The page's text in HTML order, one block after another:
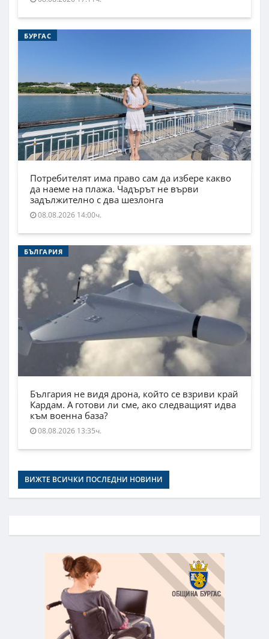
БУРГАС
Потребителят има право сам да избере какво
да наеме на плажа. Чадърът не върви
задължително с два шезлонга
08.08.2026 14:00ч.
БЪЛГАРИЯ
България не видя дрона, който се взриви край
Кардам. А готови ли сме, ако следващият идва
към военна база?
08.08.2026 13:35ч.
ВИЖТЕ ВСИЧКИ ПОСЛЕДНИ НОВИНИ